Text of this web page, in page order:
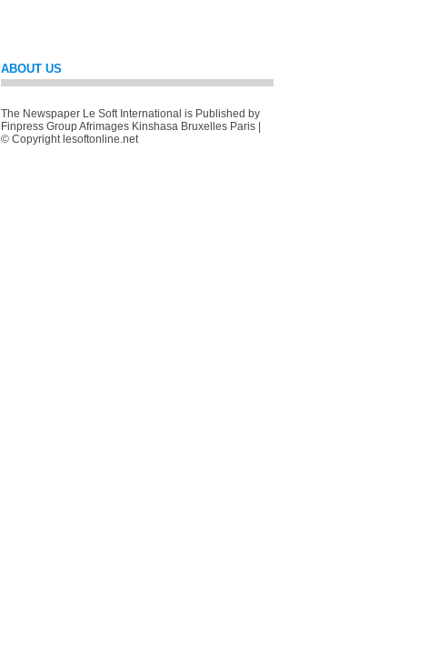
ABOUT US
The Newspaper Le Soft International is Published by
Finpress Group Afrimages Kinshasa Bruxelles Paris |
© Copyright lesoftonline.net